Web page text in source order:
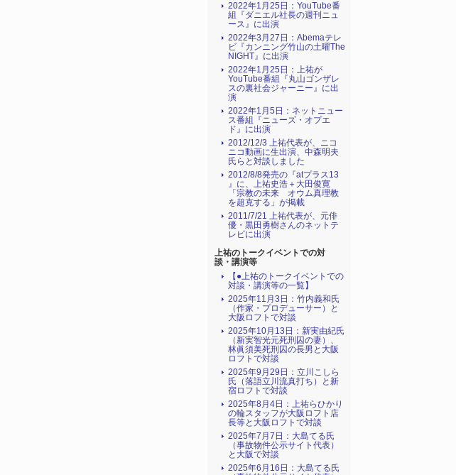
2022年1月25日：YouTube番
組『ダニエル社長の週刊ニュ
ース』に出演
2022年3月27日：Abemaテレ
ビ『カンニング竹山の土曜The
NIGHT』に出演
2022年1月25日：上祐が
YouTube番組『丸山ゴンザレ
スの裏社会ジャーニー』に出
演
2022年1月5日：ネットニュー
ス番組『ニューズ・オプエ
ド』に出演
2012/12/3 上祐代表が、ニコ
ニコ動画に生出演、中森明夫
氏らと対談しました
2012/8/8発売の『atプラス13
』に、上祐史浩＋大田俊寛
「宗教の未来 オウム真理教
を超克する」が掲載
2011/7/21 上祐代表が、元俳
優・黒田勇樹さんのネットテ
レビに出演
上祐のトークイベントでの対
談・講演等
【●上祐のトークイベントでの
対談・講演等の一覧】
2025年11月3日：竹内義和氏
（作家・プロデューサー）と
大阪ロフトで対談
2025年10月13日：新実由紀氏
（新実智光元死刑囚の妻）、
林眞須美死刑囚の長男と大阪
ロフトで対談
2025年9月29日：立川こしら
氏（落語立川流真打ち）と新
宿ロフトで対談
2025年8月4日：上祐らひかり
の輪スタッフが大阪ロフト店
長等と大阪ロフトで対談
2025年7月7日：大島てる氏
（事故物件公示サイト代表）
と大阪で対談
2025年6月16日：大島てる氏